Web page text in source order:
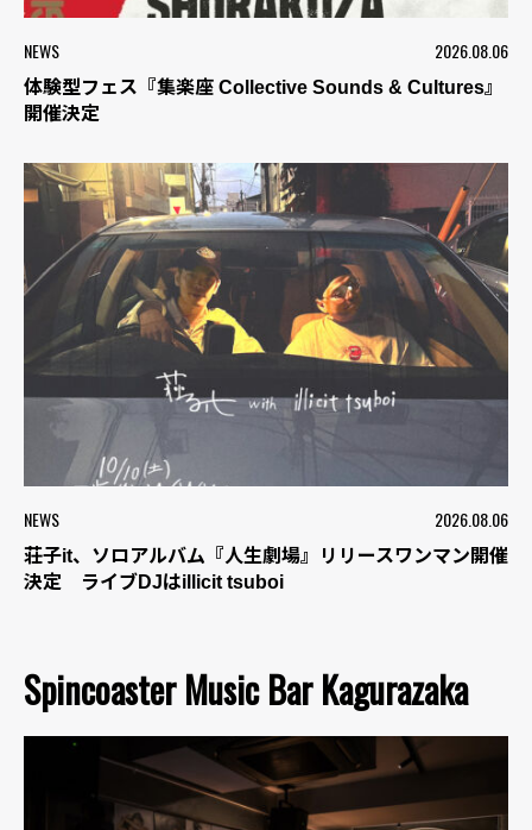
NEWS 2026.08.06
体験型フェス『集楽座 Collective Sounds & Cultures』
開催決定
NEWS 2026.08.06
荘子it、ソロアルバム『人生劇場』リリースワンマン開催
決定 ライブDJはillicit tsuboi
Spincoaster Music Bar Kagurazaka